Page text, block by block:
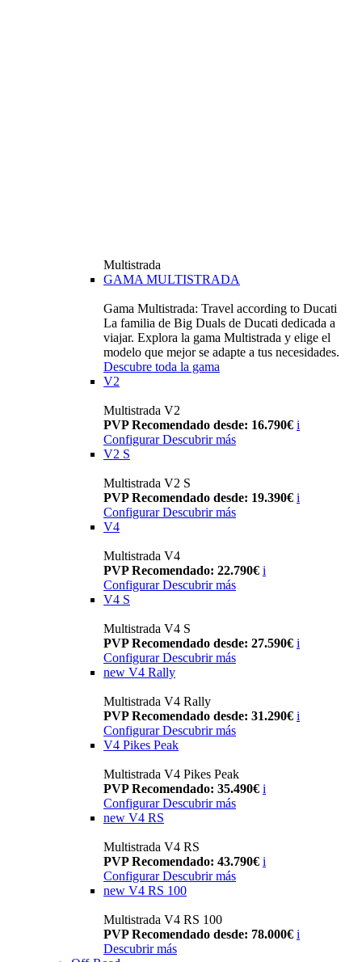
Multistrada
GAMA MULTISTRADA
Gama Multistrada: Travel according to Ducati
La familia de Big Duals de Ducati dedicada a
viajar. Explora la gama Multistrada y elige el
modelo que mejor se adapte a tus necesidades.
Descubre toda la gama
V2
Multistrada V2
PVP Recomendado desde: 16.790€ i
Configurar Descubrir más
V2 S
Multistrada V2 S
PVP Recomendado desde: 19.390€ i
Configurar Descubrir más
V4
Multistrada V4
PVP Recomendado: 22.790€ i
Configurar Descubrir más
V4 S
Multistrada V4 S
PVP Recomendado desde: 27.590€ i
Configurar Descubrir más
new V4 Rally
Multistrada V4 Rally
PVP Recomendado desde: 31.290€ i
Configurar Descubrir más
V4 Pikes Peak
Multistrada V4 Pikes Peak
PVP Recomendado: 35.490€ i
Configurar Descubrir más
new V4 RS
Multistrada V4 RS
PVP Recomendado: 43.790€ i
ConfigurarDescubrir más
new V4 RS 100
Multistrada V4 RS 100
PVP Recomendado desde: 78.000€ i
Descubrir más